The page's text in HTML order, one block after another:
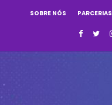
SOBRE NÓS PARCERIAS